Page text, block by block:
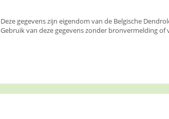
Deze gegevens zijn eigendom van de Belgische
Gebruik van deze gegevens zonder bronvermelding